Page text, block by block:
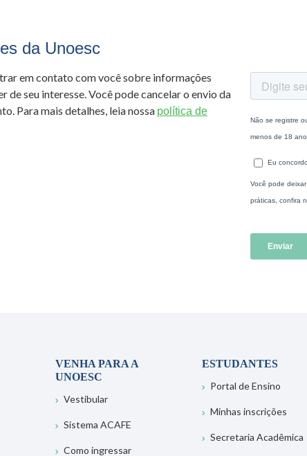
da Unoesc
em contato com você sobre informações
de seu interesse. Você pode cancelar o envio da
Para mais detalhes, leia nossa política de
VENHA PARA A
UNOESC
Vestibular
Sistema ACAFE
Como ingressar
ESTUDANTES
Portal de Ensino
Minhas inscrições
Secretaria Acadêmica